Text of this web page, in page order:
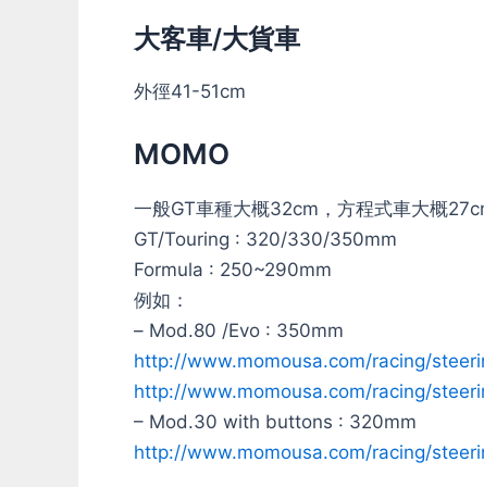
大客車/大貨車
外徑41-51cm
MOMO
一般GT車種大概32cm，方程式車大概
GT/Touring : 320/330/350mm
Formula : 250~290mm
例如：
– Mod.80 /Evo : 350mm
http://www.momousa.com/racing/
http://www.momousa.com/racing/
– Mod.30 with buttons : 320mm
http://www.momousa.com/racing/